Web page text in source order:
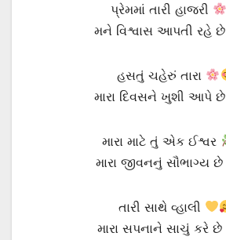
પ્રેમમાં તારી હાજરી
મને વિશ્વાસ આપતી રહે છે
હસતું ચહેરું તારા
મારા દિવસને ખુશી આપે છે
મારા માટે તું એક ઈશ્વર
મારા જીવનનું સૌભાગ્ય છે
તારી સાથે વ્હાલી
મારા સપનાને સાચું કરે છે